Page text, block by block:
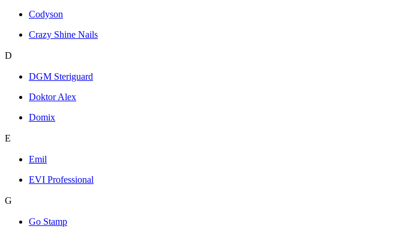
Codyson
Crazy Shine Nails
D
DGM Steriguard
Doktor Alex
Domix
E
Emil
EVI Professional
G
Go Stamp